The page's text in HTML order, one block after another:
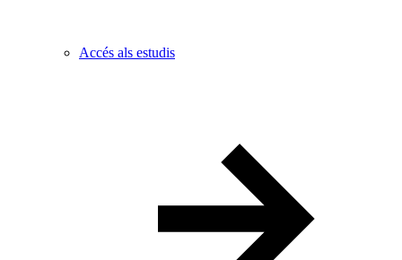
Accés als estudis